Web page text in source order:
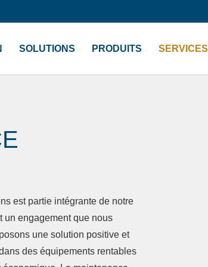
SOLUTIONS PRODUITS SERVICES
cliquez sur «Bibliothèque de documents« .
est partie intégrante de notre
un engagement que nous
une solution positive et
des équipements rentables